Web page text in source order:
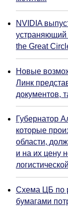
NVIDIA
устраняющий
the Great
Новые
Линк
документов,
Губернатор
которые
области,
и на их цену
Схема ЦБ по
бумагами